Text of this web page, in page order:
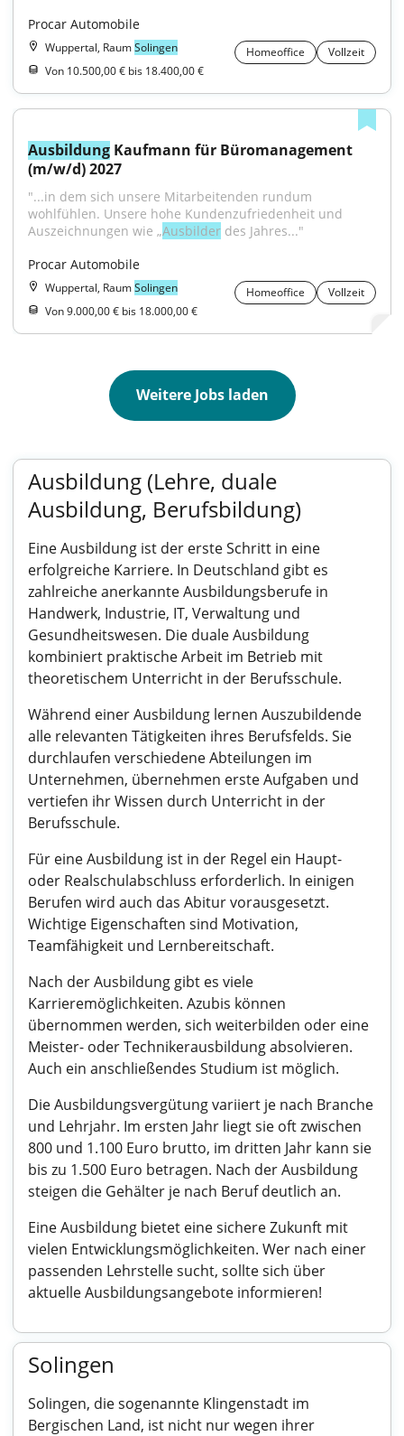
Procar Automobile
Wuppertal, RaumSolingen Homeoffice
Vollzeit
Von 10.500,00 € bis 18.400,00 €
Ausbildung Kaufmann für Büromanagement
(m/w/d) 2027
"...in dem sich unsere Mitarbeitenden rundum
wohlfühlen. Unsere hohe Kundenzufriedenheit und
Auszeichnungen wie „Ausbilder des Jahres..."
Procar Automobile
Wuppertal, RaumSolingen Homeoffice
Vollzeit
Von 9.000,00 € bis 18.000,00 €
Weitere Jobs laden
Ausbildung (Lehre, duale
Ausbildung, Berufsbildung)
Eine Ausbildung ist der erste Schritt in eine
erfolgreiche Karriere. In Deutschland gibt es
zahlreiche anerkannte Ausbildungsberufe in
Handwerk, Industrie, IT, Verwaltung und
Gesundheitswesen. Die duale Ausbildung
kombiniert praktische Arbeit im Betrieb mit
theoretischem Unterricht in der Berufsschule.
Während einer Ausbildung lernen Auszubildende
alle relevanten Tätigkeiten ihres Berufsfelds. Sie
durchlaufen verschiedene Abteilungen im
Unternehmen, übernehmen erste Aufgaben und
vertiefen ihr Wissen durch Unterricht in der
Berufsschule.
Für eine Ausbildung ist in der Regel ein Haupt-
oder Realschulabschluss erforderlich. In einigen
Berufen wird auch das Abitur vorausgesetzt.
Wichtige Eigenschaften sind Motivation,
Teamfähigkeit und Lernbereitschaft.
Nach der Ausbildung gibt es viele
Karrieremöglichkeiten. Azubis können
übernommen werden, sich weiterbilden oder eine
Meister- oder Technikerausbildung absolvieren.
Auch ein anschließendes Studium ist möglich.
Die Ausbildungsvergütung variiert je nach Branche
und Lehrjahr. Im ersten Jahr liegt sie oft zwischen
800 und 1.100 Euro brutto, im dritten Jahr kann sie
bis zu 1.500 Euro betragen. Nach der Ausbildung
steigen die Gehälter je nach Beruf deutlich an.
Eine Ausbildung bietet eine sichere Zukunft mit
vielen Entwicklungsmöglichkeiten. Wer nach einer
passenden Lehrstelle sucht, sollte sich über
aktuelle Ausbildungsangebote informieren!
Solingen
Solingen, die sogenannte Klingenstadt im
Bergischen Land, ist nicht nur wegen ihrer